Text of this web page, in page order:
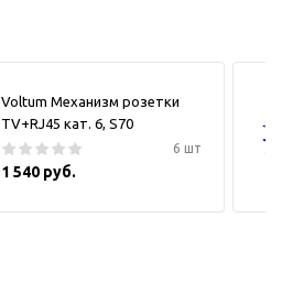
Voltum Механизм розетки
TV+RJ45 кат. 6, S70
6 шт
1 540 руб.